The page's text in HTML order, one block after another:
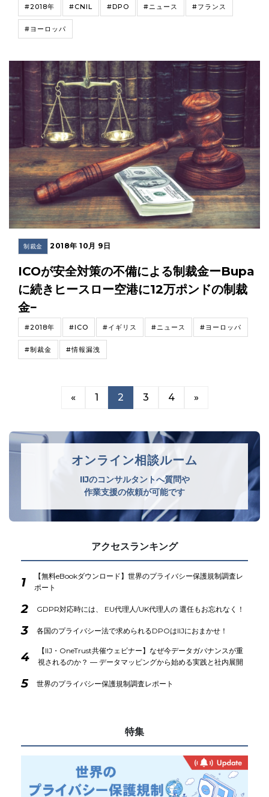
#2018年 #CNIL #DPO #ニュース #フランス
#ヨーロッパ
制裁金 2018年 10月 9日
ICOが安全対策の不備による制裁金ーBupa
に続きヒースロー空港に12万ポンドの制裁
金−
#2018年 #ICO #イギリス #ニュース #ヨーロッパ
#制裁金 #情報漏洩
« 1 2 3 4 »
オンライン相談ルーム
IIJのコンサルタントへ質問や
作業支援の依頼が可能です
アクセスランキング
1
【無料eBookダウンロード】世界のプライバシー保護規制調査レ
ポート
2 GDPR対応時には、 EU代理人/UK代理人の 選任もお忘れなく！
3 各国のプライバシー法で求められるDPOはIIJにおまかせ！
4
【IIJ・OneTrust共催ウェビナー】なぜ今データガバナンスが重
視されるのか？ ― データマッピングから始める実践と社内展開
5 世界のプライバシー保護規制調査レポート
特集